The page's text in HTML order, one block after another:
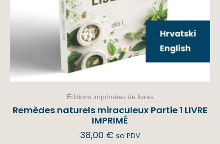
Éditions imprimées de livres
Remèdes naturels miraculeux Partie 1 LIVRE
IMPRIMÉ
38,00 € sa PDV